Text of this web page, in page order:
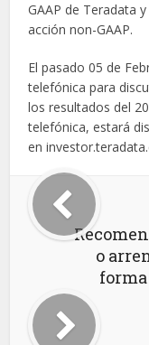
GAAP de Teradata
acción non-GAAP.
El pasado 05 de
telefónica para
los resultados del
telefónica, estará
en
o